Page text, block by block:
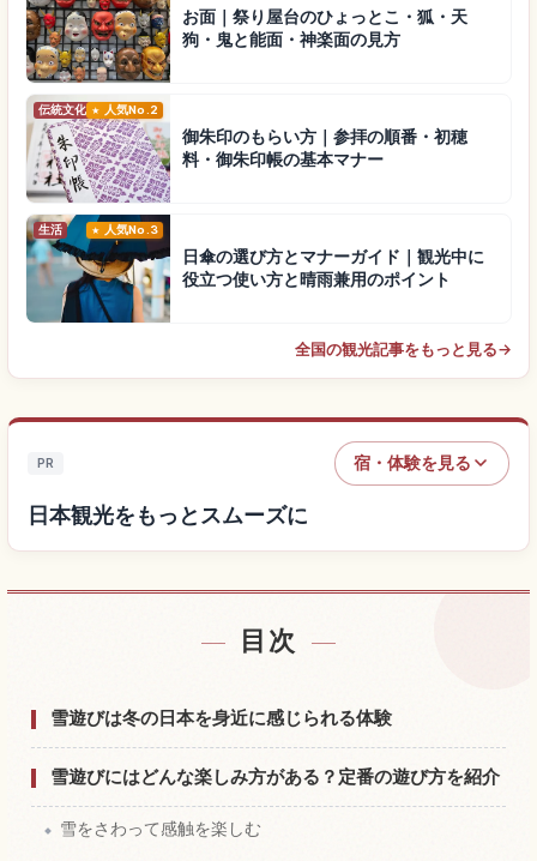
お面｜祭り屋台のひょっとこ・狐・天
狗・鬼と能面・神楽面の見方
伝統文化 人気No.2
御朱印のもらい方｜参拝の順番・初穂
料・御朱印帳の基本マナー
生活 人気No.3
日傘の選び方とマナーガイド｜観光中に
役立つ使い方と晴雨兼用のポイント
全国の観光記事をもっと見る→
PR 宿・体験を見る
日本観光をもっとスムーズに
日本付近の宿を探す
日本の体験を探す↗
目次
雪遊びは冬の日本を身近に感じられる体験
雪遊びにはどんな楽しみ方がある？定番の遊び方を紹介
雪をさわって感触を楽しむ